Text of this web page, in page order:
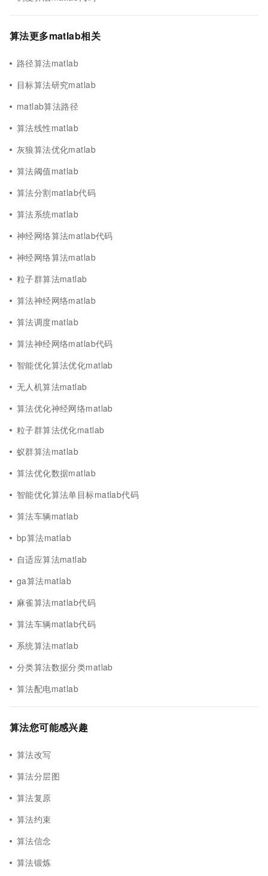
算法更多matlab相关
路径算法matlab
目标算法研究matlab
matlab算法路径
算法线性matlab
灰狼算法优化matlab
算法阈值matlab
算法分割matlab代码
算法系统matlab
神经网络算法matlab代码
神经网络算法matlab
粒子群算法matlab
算法神经网络matlab
算法调度matlab
算法神经网络matlab代码
智能优化算法优化matlab
无人机算法matlab
算法优化神经网络matlab
粒子群算法优化matlab
蚁群算法matlab
算法优化数据matlab
智能优化算法单目标matlab代码
算法车辆matlab
bp算法matlab
自适应算法matlab
ga算法matlab
麻雀算法matlab代码
算法车辆matlab代码
系统算法matlab
分类算法数据分类matlab
算法配电matlab
算法您可能感兴趣
算法改写
算法分层图
算法复原
算法约束
算法信念
算法锻炼